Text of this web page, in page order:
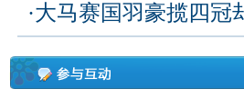
·大马赛国羽豪揽四冠